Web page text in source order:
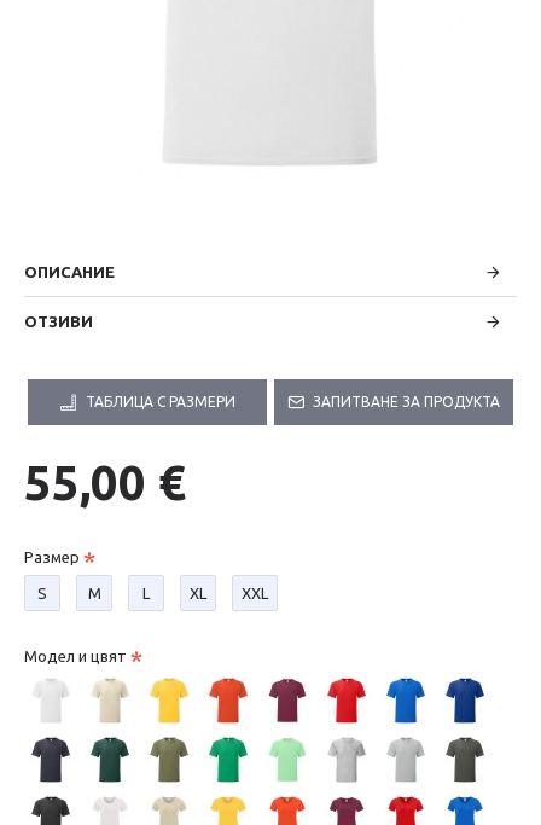
ОПИСАНИЕ
ОТЗИВИ
ТАБЛИЦА С РАЗМЕРИ ЗАПИТВАНЕ ЗА ПРОДУКТА
55,00 €
Размер
S М L XL XXL
Модел и цвят